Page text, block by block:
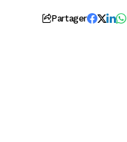
Partager